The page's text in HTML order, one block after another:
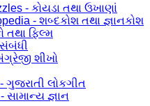
- કોયડા તથા ઉખાણાં
- શબ્દકોશ તથા જ્ઞાનકોશ
તથા ફિલ્મ
સંબંધી
શીખો
ગુજરાતી લોકગીત
સામાન્ય જ્ઞાન